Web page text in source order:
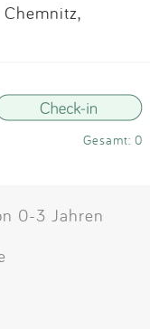
Gesamt: 0
0-3 Jahren